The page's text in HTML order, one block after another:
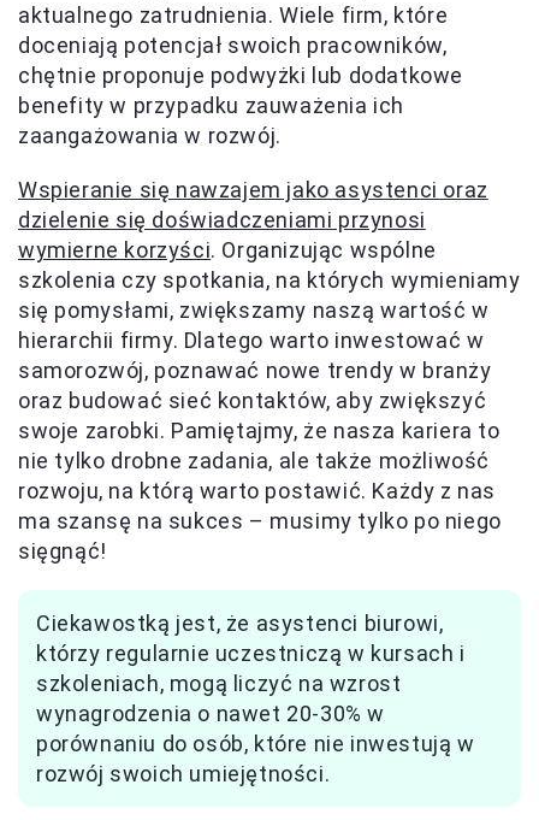
aktualnego zatrudnienia. Wiele firm, które
doceniają potencjał swoich pracowników,
chętnie proponuje podwyżki lub dodatkowe
benefity w przypadku zauważenia ich
zaangażowania w rozwój.
Wspieranie się nawzajem jako asystenci oraz
dzielenie się doświadczeniami przynosi
wymierne korzyści. Organizując wspólne
szkolenia czy spotkania, na których wymieniamy
się pomysłami, zwiększamy naszą wartość w
hierarchii firmy. Dlatego warto inwestować w
samorozwój, poznawać nowe trendy w branży
oraz budować sieć kontaktów, aby zwiększyć
swoje zarobki. Pamiętajmy, że nasza kariera to
nie tylko drobne zadania, ale także możliwość
rozwoju, na którą warto postawić. Każdy z nas
ma szansę na sukces – musimy tylko po niego
sięgnąć!
Ciekawostką jest, że asystenci biurowi,
którzy regularnie uczestniczą w kursach i
szkoleniach, mogą liczyć na wzrost
wynagrodzenia o nawet 20-30% w
porównaniu do osób, które nie inwestują w
rozwój swoich umiejętności.